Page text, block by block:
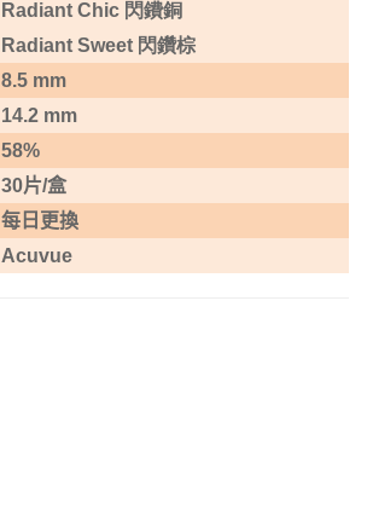
Radiant Chic 閃鐨銅
Radiant Sweet 閃鑽棕
8.5 mm
14.2 mm
58%
30片/盒
每日更換
Acuvue